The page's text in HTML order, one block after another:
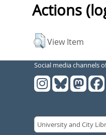
Actions
View Item
Social media channels